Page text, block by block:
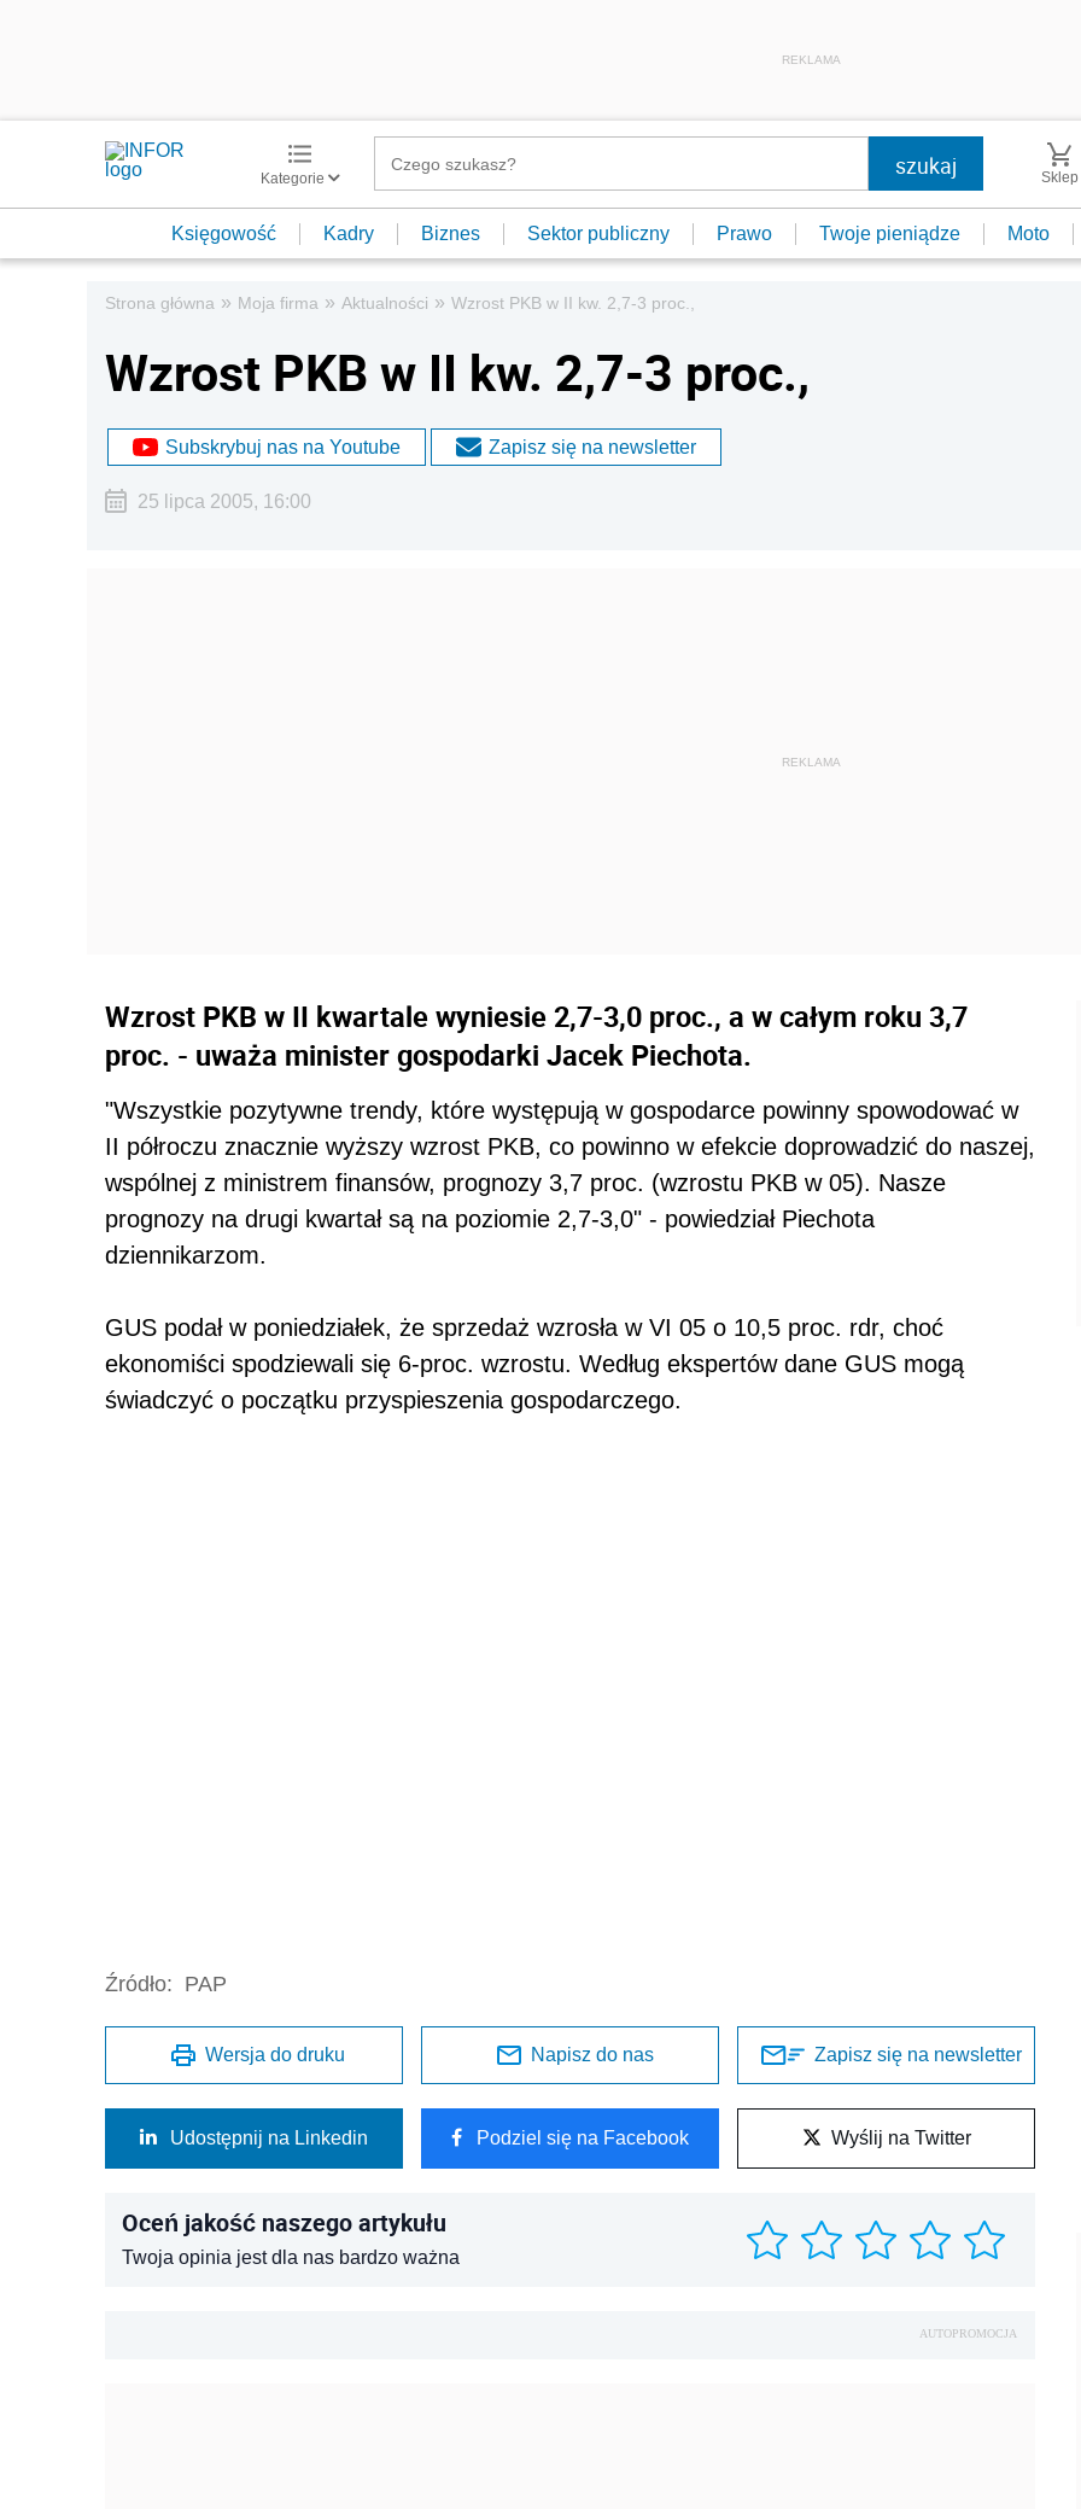
REKLAMA
Kategorie Sklep
Księgowość Kadry Biznes Sektor publiczny Prawo Twoje pieniądze Moto
Strona główna » Moja firma » Aktualności » Wzrost PKB w II kw. 2,7-3 proc.,
Wzrost PKB w II kw. 2,7-3 proc.,
Subskrybuj nas na Youtube Zapisz się na newsletter
25 lipca 2005, 16:00
Wzrost PKB w II kwartale wyniesie 2,7-3,0 proc., a w całym roku 3,7
proc. - uważa minister gospodarki Jacek Piechota.
"Wszystkie pozytywne trendy, które występują w gospodarce powinny spowodować w
II półroczu znacznie wyższy wzrost PKB, co powinno w efekcie doprowadzić do naszej,
wspólnej z ministrem finansów, prognozy 3,7 proc. (wzrostu PKB w 05). Nasze
prognozy na drugi kwartał są na poziomie 2,7-3,0" - powiedział Piechota
dziennikarzom.
GUS podał w poniedziałek, że sprzedaż wzrosła w VI 05 o 10,5 proc. rdr, choć
ekonomiści spodziewali się 6-proc. wzrostu. Według ekspertów dane GUS mogą
świadczyć o początku przyspieszenia gospodarczego.
Źródło: PAP
Wersja do druku Napisz do nas Zapisz się na newsletter
Udostępnij na Linkedin Podziel się na Facebook Wyślij na Twitter
Oceń jakość naszego artykułu
Twoja opinia jest dla nas bardzo ważna
AUTOPROMOCJA